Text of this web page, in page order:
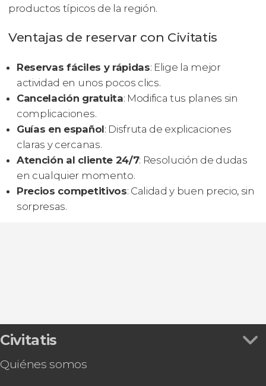
productos típicos de la región.
Ventajas de reservar con Civitatis
Reservas fáciles y rápidas: Elige la mejor
actividad en unos pocos clics.
Cancelación gratuita: Modifica tus planes sin
complicaciones.
Guías en español: Disfruta de explicaciones
claras y cercanas.
Atención al cliente 24/7: Resolución de dudas
en cualquier momento.
Precios competitivos: Calidad y buen precio, sin
sorpresas.
Civitatis
Quiénes somos